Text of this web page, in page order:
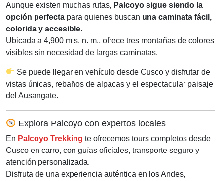
Aunque existen muchas rutas, Palcoyo sigue siendo la
opción perfecta para quienes buscan una caminata fácil,
colorida y accesible.
Ubicada a 4,900 m s. n. m., ofrece tres montañas de colores
visibles sin necesidad de largas caminatas.
Se puede llegar en vehículo desde Cusco y disfrutar de
vistas únicas, rebaños de alpacas y el espectacular paisaje
del Ausangate.
Explora Palcoyo con expertos locales
En Palcoyo Trekking te ofrecemos tours completos desde
Cusco en carro, con guías oficiales, transporte seguro y
atención personalizada.
Disfruta de una experiencia auténtica en los Andes,